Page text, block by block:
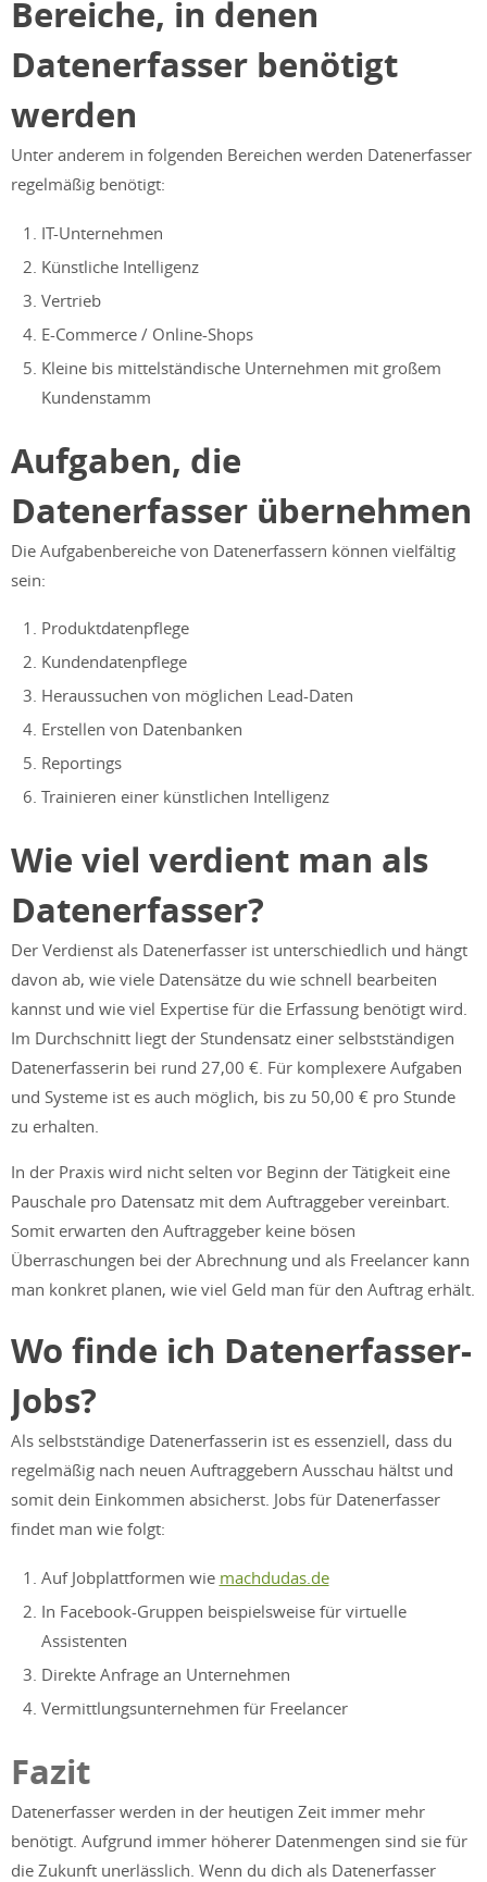
Bereiche, in denen
Datenerfasser benötigt
werden
Unter anderem in folgenden Bereichen werden Datenerfasser
regelmäßig benötigt:
IT-Unternehmen
Künstliche Intelligenz
Vertrieb
E-Commerce / Online-Shops
Kleine bis mittelständische Unternehmen mit großem
Kundenstamm
Aufgaben, die
Datenerfasser übernehmen
Die Aufgabenbereiche von Datenerfassern können vielfältig
sein:
Produktdatenpflege
Kundendatenpflege
Heraussuchen von möglichen Lead-Daten
Erstellen von Datenbanken
Reportings
Trainieren einer künstlichen Intelligenz
Wie viel verdient man als
Datenerfasser?
Der Verdienst als Datenerfasser ist unterschiedlich und hängt
davon ab, wie viele Datensätze du wie schnell bearbeiten
kannst und wie viel Expertise für die Erfassung benötigt wird.
Im Durchschnitt liegt der Stundensatz einer selbstständigen
Datenerfasserin bei rund 27,00 €. Für komplexere Aufgaben
und Systeme ist es auch möglich, bis zu 50,00 € pro Stunde
zu erhalten.
In der Praxis wird nicht selten vor Beginn der Tätigkeit eine
Pauschale pro Datensatz mit dem Auftraggeber vereinbart.
Somit erwarten den Auftraggeber keine bösen
Überraschungen bei der Abrechnung und als Freelancer kann
man konkret planen, wie viel Geld man für den Auftrag erhält.
Wo finde ich Datenerfasser-
Jobs?
Als selbstständige Datenerfasserin ist es essenziell, dass du
regelmäßig nach neuen Auftraggebern Ausschau hältst und
somit dein Einkommen absicherst. Jobs für Datenerfasser
findet man wie folgt:
Auf Jobplattformen wie machdudas.de
In Facebook-Gruppen beispielsweise für virtuelle
Assistenten
Direkte Anfrage an Unternehmen
Vermittlungsunternehmen für Freelancer
Fazit
Datenerfasser werden in der heutigen Zeit immer mehr
benötigt. Aufgrund immer höherer Datenmengen sind sie für
die Zukunft unerlässlich. Wenn du dich als Datenerfasser